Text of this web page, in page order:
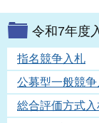
令和7年度
指名競争入札
公募型一般競
総合評価方式入